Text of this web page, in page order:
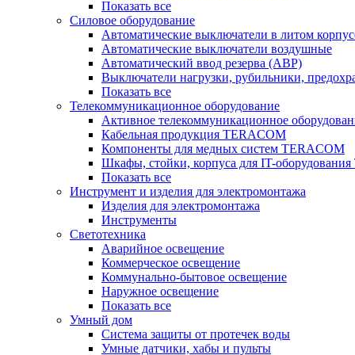
Показать все
Силовое оборудование
Автоматические выключатели в литом
Автоматические выключатели воздушные
Автоматический ввод резерва (АВР)
Выключатели нагрузки, рубильники,
Показать все
Телекоммуникационное оборудование
Активное телекоммуникационное
Кабельная продукция TERACOM
Компоненты для медных систем TERACOM
Шкафы, стойки, корпуса для IT-
Показать все
Инструмент и изделия для электромонтажа
Изделия для электромонтажа
Инструменты
Светотехника
Аварийное освещение
Коммерческое освещение
Коммунально-бытовое освещение
Наружное освещение
Показать все
Умный дом
Система защиты от протечек воды
Умные датчики, хабы и пульты